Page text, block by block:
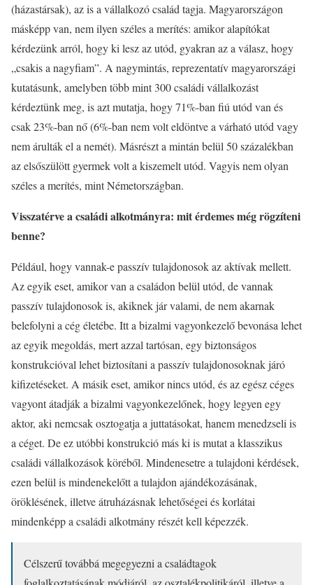
(házastársak), az is a vállalkozó család tagja. Magyarországon
másképp van, nem ilyen széles a merítés: amikor alapítókat
kérdezünk arról, hogy ki lesz az utód, gyakran az a válasz, hogy
„csakis a nagyfiam”. A nagymintás, reprezentatív magyarországi
kutatásunk, amelyben több mint 300 családi vállalkozást
kérdeztünk meg, is azt mutatja, hogy 71%-ban fiú utód van és
csak 23%-ban nő (6%-ban nem volt eldöntve a várható utód vagy
nem árulták el a nemét). Másrészt a mintán belül 50 százalékban
az elsőszülött gyermek volt a kiszemelt utód. Vagyis nem olyan
széles a merítés, mint Németországban.
Visszatérve a családi alkotmányra: mit érdemes még rögzíteni
benne?
Például, hogy vannak-e passzív tulajdonosok az aktívak mellett.
Az egyik eset, amikor van a családon belül utód, de vannak
passzív tulajdonosok is, akiknek jár valami, de nem akarnak
belefolyni a cég életébe. Itt a bizalmi vagyonkezelő bevonása lehet
az egyik megoldás, mert azzal tartósan, egy biztonságos
konstrukcióval lehet biztosítani a passzív tulajdonosoknak járó
kifizetéseket. A másik eset, amikor nincs utód, és az egész céges
vagyont átadják a bizalmi vagyonkezelőnek, hogy legyen egy
aktor, aki nemcsak osztogatja a juttatásokat, hanem menedzseli is
a céget. De ez utóbbi konstrukció más ki is mutat a klasszikus
családi vállalkozások köréből. Mindenesetre a tulajdoni kérdések,
ezen belül is mindenekelőtt a tulajdon ajándékozásának,
öröklésének, illetve átruházásnak lehetőségei és korlátai
mindenképp a családi alkotmány részét kell képezzék.
Célszerű továbbá megegyezni a családtagok